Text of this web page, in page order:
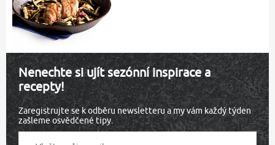
Nenechte si ujít sezónní inspirace a
recepty!
Zaregistrujte se k odběru newsletteru a my vám každý týden
zašleme osvědčené tipy.